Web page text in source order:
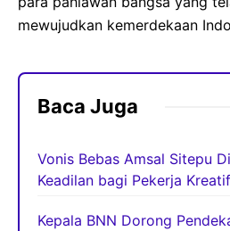
mewujudkan kemerdekaan
Baca Juga
Vonis Bebas Amsal Sitepu
Keadilan bagi Pekerja Kreatif
Kepala BNN Dorong